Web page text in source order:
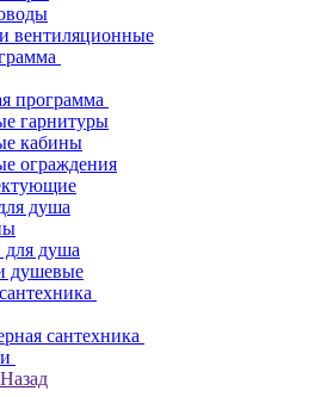
вентиляционные
программа
гарнитуры
кабины
ограждения
душа
душа
душевые
сантехника
Назад